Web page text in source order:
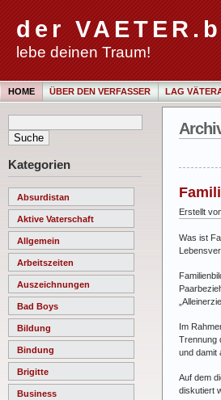
der
lebe deinen Traum!
HOME ÜBER DEN VERFASSER LAG
Kategorien
Absurdistan
Aktive Vaterschaft
Allgemein
Arbeitszeiten
Auszeichnungen
Bad Boys
Bildung
Bindung
Brigitte
Business
Erstellt
Was ist
Im
Trennung
und damit
Auf dem
diskutiert